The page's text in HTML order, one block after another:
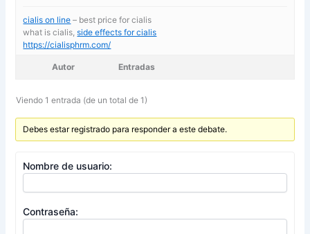
cialis on line – best price for cialis
what is cialis,side effects for cialis
https://cialisphrm.com/
Autor Entradas
Viendo 1 entrada (de un total de 1)
Debes estar registrado para responder a este debate.
Nombre de usuario:
Contraseña: